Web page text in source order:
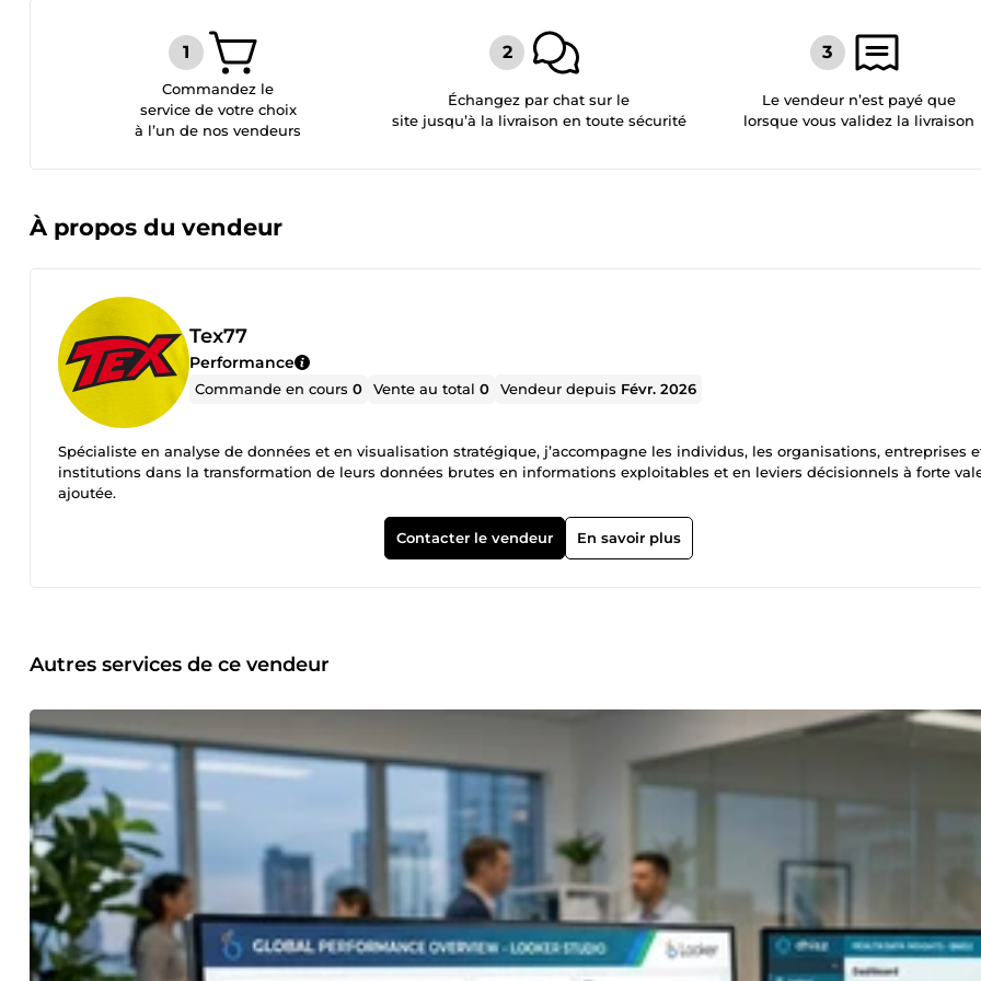
Commandez le
service de votre choix
à l’un de nos vendeurs
Échangez par chat sur le
site jusqu’à la livraison en toute sécurité
Le vendeur n’est payé que
lorsque vous validez la livraison
À propos du vendeur
Tex77
Performance
Commande en cours0 Vente au total0 Vendeur depuis Févr. 2026
Spécialiste en analyse de données et en visualisation stratégique, j’accompagne les individus, les organisations, entreprises
institutions dans la transformation de leurs données brutes en informations exploitables et en leviers décisionnels à forte valeur
ajoutée.
Contacter le vendeur En savoir plus
Autres services de ce vendeur